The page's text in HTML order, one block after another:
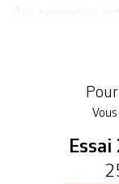
pencher la
Essai